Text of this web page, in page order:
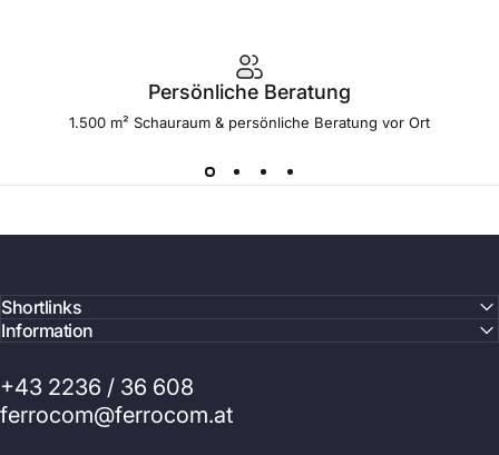
Persönliche Beratung
1.500 m² Schauraum & persönliche Beratung vor Ort
Shortlinks
Information
+43 2236 / 36 608
ferrocom@ferrocom.at